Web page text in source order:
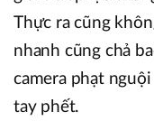
Thực ra cũng
nhanh cũng chả
camera phạt
tay phết.